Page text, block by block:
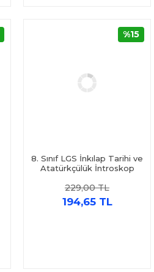
8. Sınıf LGS İnkılap Tarihi ve
Atatürkçülük İntroskop
229,00 TL
194,65 TL
%15